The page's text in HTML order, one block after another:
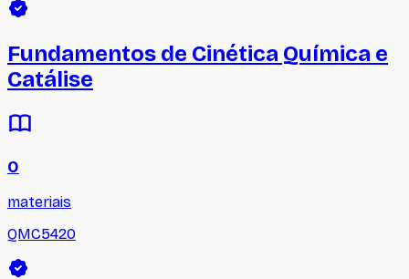
Fundamentos de Cinética Química e
Catálise
0
materiais
QMC5420